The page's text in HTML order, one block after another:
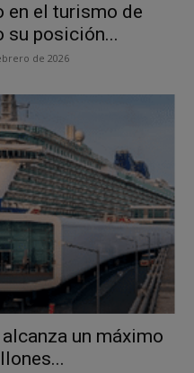
en el turismo de
su posición...
de 2026
un máximo